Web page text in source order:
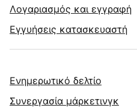
Λογαριασμός και εγγραφή
Εγγυήσεις κατασκευαστή
Ενημερωτικό δελτίο
Συνεργασία μάρκετινγκ